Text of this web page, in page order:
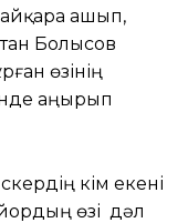
айқара ашып,
Болысов
өзінің
аңырып
кім екені
өзі дәл